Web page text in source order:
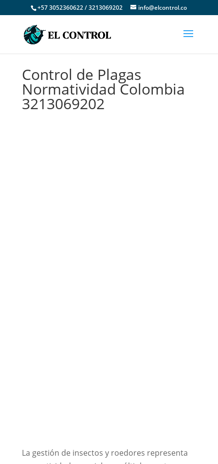
+57 3052360622 / 3213069202 info@elcontrol.co
Control de Plagas
Normatividad Colombia
3213069202
La gestión de insectos y roedores representa